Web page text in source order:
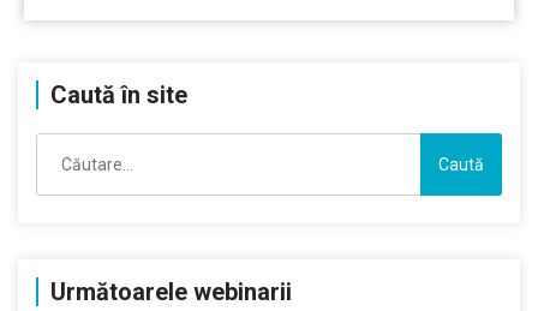
Caută în site
după:
Următoarele webinarii